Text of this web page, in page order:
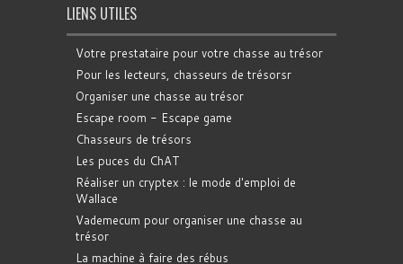
LIENS UTILES
Votre prestataire pour votre chasse au trésor
Pour les lecteurs, chasseurs de trésorsr
Organiser une chasse au trésor
Escape room - Escape game
Chasseurs de trésors
Les puces du ChAT
Réaliser un cryptex : le mode d'emploi de
Wallace
Vademecum pour organiser une chasse au
trésor
La machine à faire des rébus